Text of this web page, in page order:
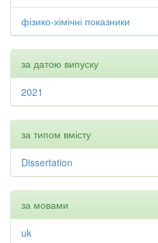
фізико-хімічні показники
за датою випуску
2021
за типом вмісту
Dissertation
за мовами
uk